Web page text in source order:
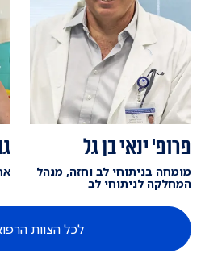
לכל הצוות
פרופ' ינאי בן גל
מומחה בניתוחי לב וחזה, מנהל
המחלקה לניתוחי לב